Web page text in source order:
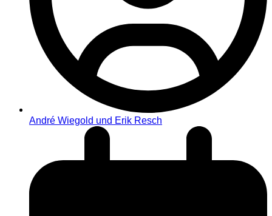
André Wiegold und Erik Resch